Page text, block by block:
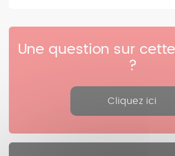
Une question sur
?
Cliquez ici